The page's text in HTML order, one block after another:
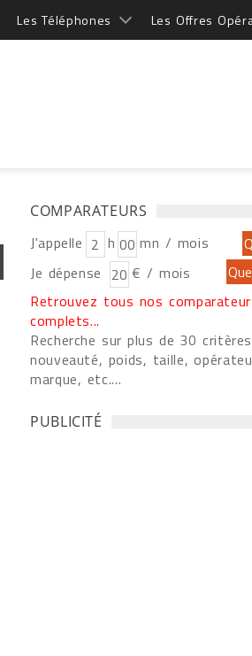
Les Téléphones Les Offres
COMPARATEURS
J'appelle h
mn / mois
Je dépense
€ / mois
Retrouvez tous nos
complets...
Recherche sur plus de 30
nouveauté, poids, taille,
marque, etc....
PUBLICITÉ